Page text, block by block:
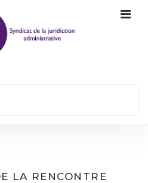
LA RENCONTRE